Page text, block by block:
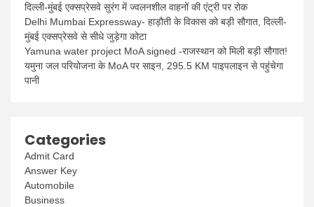
दिल्ली-मुंबई एक्सप्रेसवे सुरंग में ज्वलनशील वाहनों की एंट्री पर रोक
Delhi Mumbai Expressway- हाड़ौती के विकास को बड़ी सौगात, दिल्ली-
मुंबई एक्सप्रेसवे से सीधे जुड़ेगा कोटा
Yamuna water project MoA signed -राजस्थान को मिली बड़ी सौगात!
यमुना जल परियोजना के MoA पर साइन, 295.5 KM पाइपलाइन से पहुंचेगा
पानी
Categories
Admit Card
Answer Key
Automobile
Business